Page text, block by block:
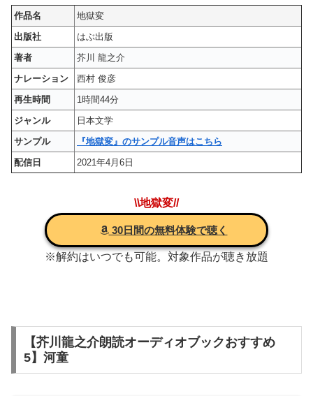
作品名
地獄変
出版社
はぶ出版
著者
芥川 龍之介
ナレーション
西村 俊彦
再生時間
1時間44分
ジャンル
日本文学
サンプル
『地獄変』のサンプル音声はこちら
配信日
2021年4月6日
\\地獄変//
30日間の無料体験で聴く
※解約はいつでも可能。対象作品が聴き放題
【芥川龍之介朗読オーディオブックおすすめ
5】河童